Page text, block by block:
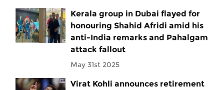
Kerala group in Dubai flayed for
honouring Shahid Afridi amid his
anti-India remarks and Pahalgam
attack fallout
May 31st 2025
Virat Kohli announces retirement